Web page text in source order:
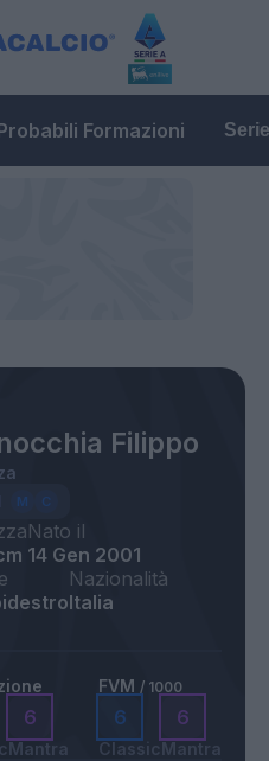
Formazioni
Filippo
Nato il
14 Gen 2001
Nazionalità
Italia
6
Mantra
FVM / 1000
6
Classic
6
Mantra